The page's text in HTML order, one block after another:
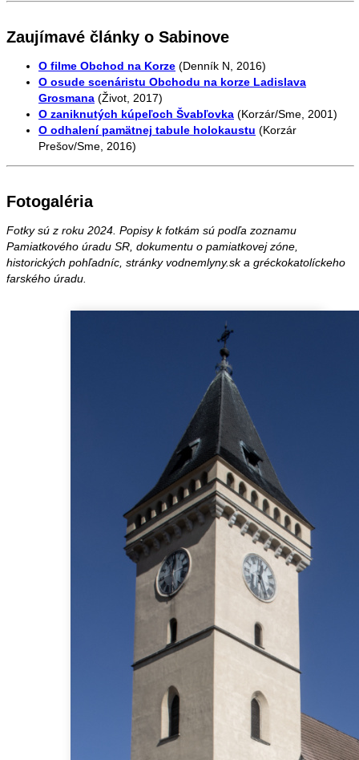
Zaujímavé články o Sabinove
O filme Obchod na Korze (Denník N, 2016)
O osude scenáristu Obchodu na korze Ladislava
Grosmana (Život, 2017)
O zaniknutých kúpeľoch Švabľovka (Korzár/Sme, 2001)
O odhalení pamätnej tabule holokaustu (Korzár
Prešov/Sme, 2016)
Fotogaléria
Fotky sú z roku 2024. Popisy k fotkám sú podľa zoznamu
Pamiatkového úradu SR, dokumentu o pamiatkovej zóne,
historických pohľadníc, stránky vodnemlyny.sk a gréckokatolíckeho
farského úradu.